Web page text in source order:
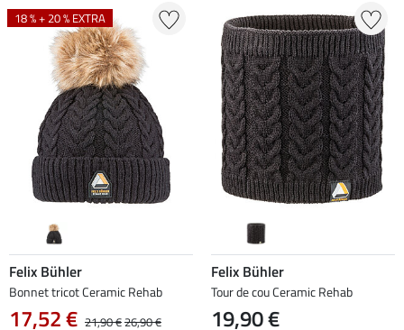
18 % + 20 % EXTRA
Felix Bühler
Bonnet tricot Ceramic Rehab
17,52 € 21,90 €26,90 €
Felix Bühler
Tour de cou Ceramic Rehab
19,90 €